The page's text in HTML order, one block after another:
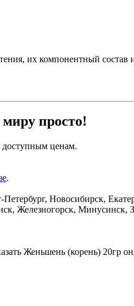
их компонентный состав
просто!
доступным ценам.
.
Новосибирск,
Железногорск, Минусинск,
Женьшень (корень) 20гр